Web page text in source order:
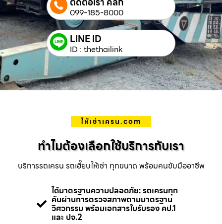
099-185-8000
LINE ID
ID : thethailink
ให้เช่าเครน.com
ทำไมต้องเลือกใช้บริการกับเรา
บริการรถเครน รถเฮี๊ยบให้เช่า ทุกขนาด พร้อมคนขับมืออาชีพ
ได้มาตรฐานความปลอดภัย: รถเครนทุก
คันผ่านการตรวจสภาพตามมาตรฐาน
วิศวกรรม พร้อมเอกสารใบรับรอง คป.1
และ ปจ.2